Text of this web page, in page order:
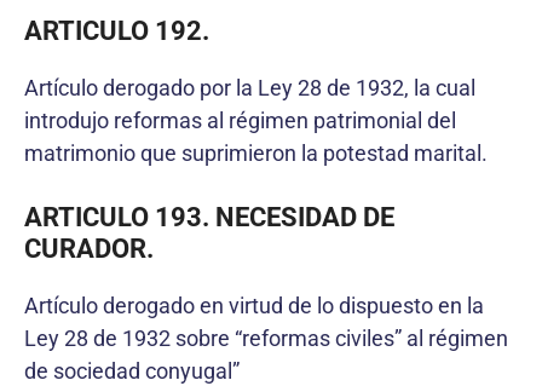
ARTICULO 192.
Artículo derogado por la Ley 28 de 1932, la cual
introdujo reformas al régimen patrimonial del
matrimonio que suprimieron la potestad marital.
ARTICULO 193. NECESIDAD DE
CURADOR.
Artículo derogado en virtud de lo dispuesto en la
Ley 28 de 1932 sobre “reformas civiles” al régimen
de sociedad conyugal”